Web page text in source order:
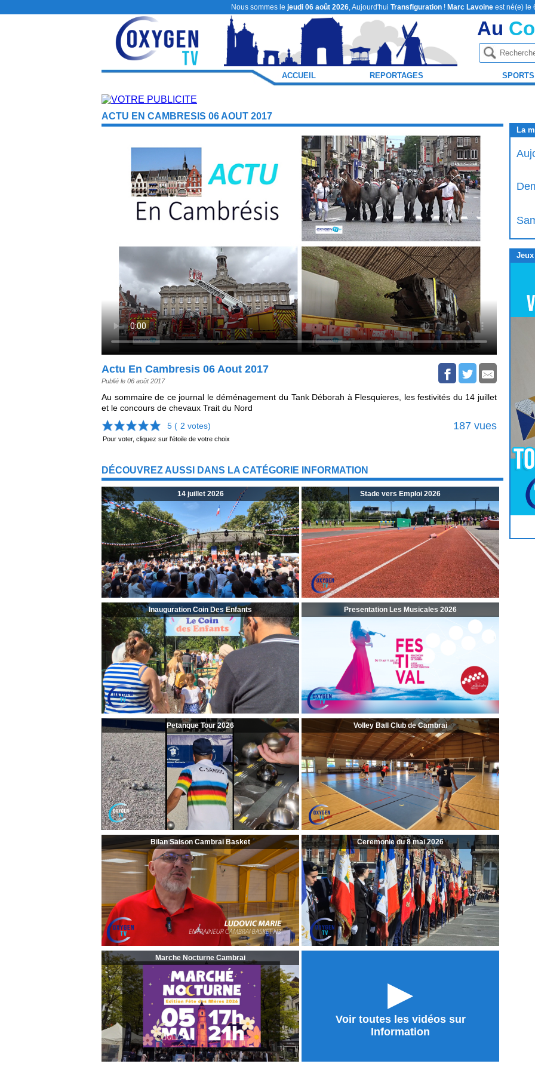
Nous sommes le jeudi 06 août 2026, Aujourd'hui Transfiguration! Marc Lavoineest né(e) le
Au
ACCUEIL REPORTAGES SPORTS
ACTU EN CAMBRESIS 06 AOUT 2017
Actu En Cambresis 06 Aout 2017
Publié le 06 août 2017
Au sommaire de ce journal le déménagement du Tank Déborah à Flesquieres, les festivités du 14 juillet
et le concours de chevaux Trait du Nord
5 ( 2 votes) 187 vues
Pour voter, cliquez sur l'étoile de votre choix
DÉCOUVREZ AUSSI DANS LA CATÉGORIE INFORMATION
14 juillet 2026 Stade vers Emploi 2026
Inauguration Coin Des Enfants Presentation Les Musicales 2026
Petanque Tour 2026 Volley Ball Club de Cambrai
Bilan Saison Cambrai Basket Ceremonie du 8 mai 2026
Marche Nocturne Cambrai
►
Voir toutes les vidéos sur
Information
La
Jeux
PourJouer cliquez-ici